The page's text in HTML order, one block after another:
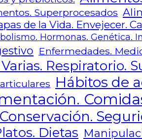
Superprocesados
de la Vida. Envejecer.
Hormonas. Genética.
Enfermedades.
Respiratorio.
Hábitos de
Dietas